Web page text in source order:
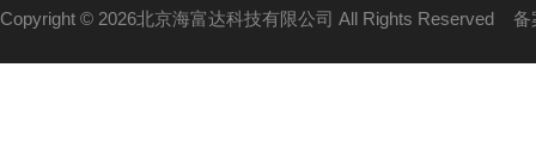
Copyright © 2026北京海富达科技有限公司 All Rights Reserved 备